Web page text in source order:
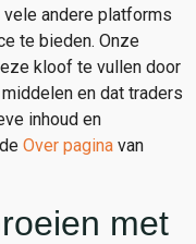
andere platforms
te bieden. Onze
kloof te vullen door
en dat traders
inhoud en
Over pagina van
met